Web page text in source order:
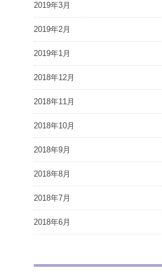
2019年3月
2019年2月
2019年1月
2018年12月
2018年11月
2018年10月
2018年9月
2018年8月
2018年7月
2018年6月